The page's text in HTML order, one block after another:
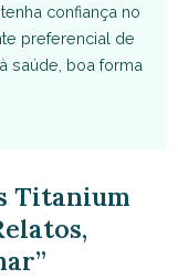
confiança no
preferencial de
saúde, boa forma
Titanium